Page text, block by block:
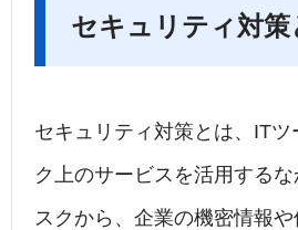
セキュリティ対策
セキュリティ対策とは、IT
ク上のサービスを活用する
スクから、企業の機密情報